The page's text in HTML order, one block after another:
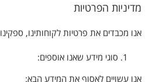
מדיניות הפרטיות
אנו מכבדים את פרטיות לקוחותינו,
סוגי מידע שאנו אוספים:
אנו עשויים לאסוף את המידע הבא: